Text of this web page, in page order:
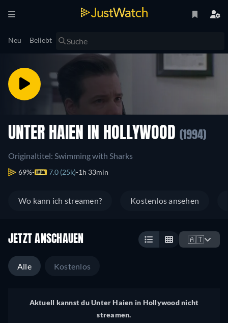
Neu Beliebt
UNTER HAIEN IN HOLLYWOOD (1994)
Originaltitel: Swimming with Sharks
69% 7.0 (25k) 1h 33min
Wo kann ich streamen? Kostenlos ansehen
JETZT ANSCHAUEN 🇦🇹
Alle Kostenlos
Aktuell kannst du Unter Haien in Hollywood nicht
streamen.